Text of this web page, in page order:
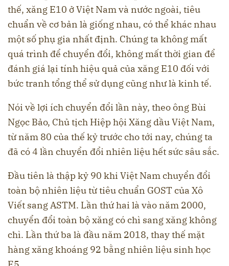
thế, xăng E10 ở Việt Nam và nước ngoài, tiêu
chuẩn về cơ bản là giống nhau, có thể khác nhau
một số phụ gia nhất định. Chúng ta không mất
quá trình để chuyển đổi, không mất thời gian để
đánh giá lại tính hiệu quả của xăng E10 đối với
bức tranh tổng thể sử dụng cũng như là kinh tế.
Nói về lợi ích chuyển đổi lần này, theo ông Bùi
Ngọc Bảo, Chủ tịch Hiệp hội Xăng dầu Việt Nam,
từ năm 80 của thế kỷ trước cho tới nay, chúng ta
đã có 4 lần chuyển đổi nhiên liệu hết sức sâu sắc.
Đầu tiên là thập kỷ 90 khi Việt Nam chuyển đổi
toàn bộ nhiên liệu từ tiêu chuẩn GOST của Xô
Viết sang ASTM. Lần thứ hai là vào năm 2000,
chuyển đổi toàn bộ xăng có chì sang xăng không
chì. Lần thứ ba là đầu năm 2018, thay thế mặt
hàng xăng khoáng 92 bằng nhiên liệu sinh học